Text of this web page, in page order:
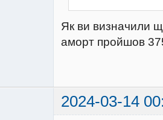
Як ви визначили
аморт пройшов
2024-03-14